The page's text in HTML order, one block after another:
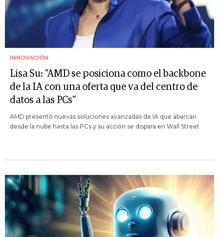
INNOVACIÓN
Lisa Su: "AMD se posiciona como el backbone
de la IA con una oferta que va del centro de
datos a las PCs"
AMD presentó nuevas soluciones avanzadas de IA que abarcan
desde la nube hasta las PCs y su acción se dispara en Wall Street